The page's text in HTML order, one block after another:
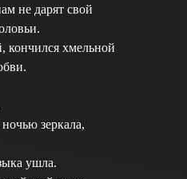
не дарят свой
кончился хмельной
зеркала,
ушла.